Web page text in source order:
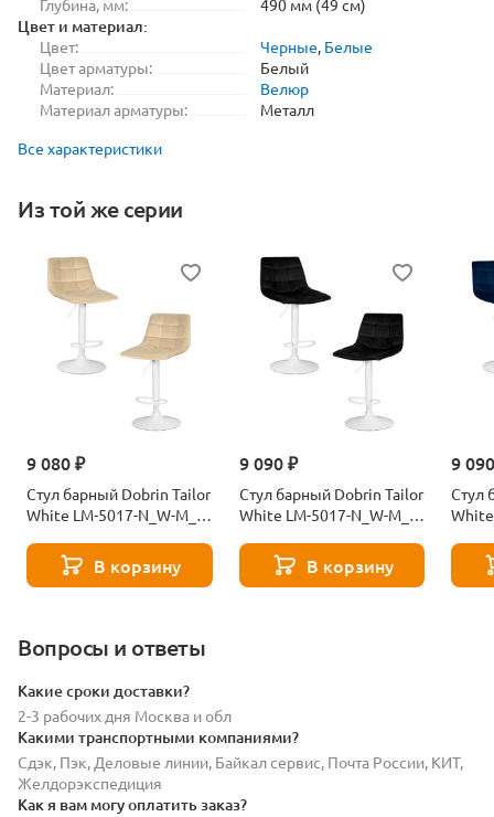
Глубина, мм:
490 мм (49 см)
Цвет и материал:
Цвет: Черные, Белые
Цвет арматуры:
Белый
Материал:
Велюр
Материал арматуры:
Металл
Все характеристики
Из той же серии
9 080 ₽
Стул барный Dobrin Tailor
White LM-5017-N_W-M_V-
В корзину
9 090 ₽
Стул барный Dobrin Tailor
White LM-5017-N_W-M_V-
В корзину
9
Стул
Вопросы и ответы
Какие сроки доставки?
2-3 рабочих дня Москва и обл
Какими транспортными компаниями?
Сдэк, Пэк, Деловые линии, Байкал сервис, Почта России, КИТ,
Желдорэкспедиция
Как я вам могу оплатить заказ?